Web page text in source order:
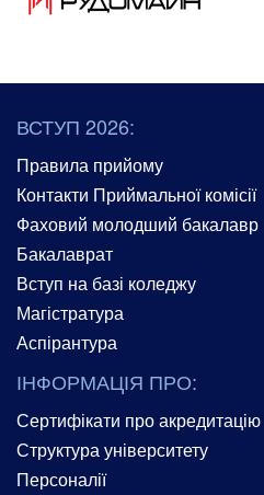
ВСТУП 2026:
Правила прийому
Контакти Приймальної комісії
Фаховий молодший бакалавр
Бакалаврат
Вступ на базі коледжу
Магістратура
Аспірантура
ІНФОРМАЦІЯ ПРО:
Сертифікати про акредитацію
Структура університету
Персоналії